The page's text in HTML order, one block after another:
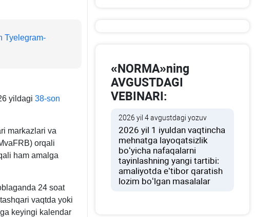
Tyelegram-
yildagi 38-son
markazlari va
orqali
ham amalga
24 soat
vaqtda yoki
keyingi kalendar
«NORMA»ning
AVGUSTDAGI
VEBINARI:
2026 yil 4 avgustdagi yozuv
2026 yil 1 iyuldan vaqtincha
mehnatga layoqatsizlik
boʻyicha nafaqalarni
tayinlashning yangi tartibi:
amaliyotda e’tibor qaratish
lozim boʻlgan masalalar